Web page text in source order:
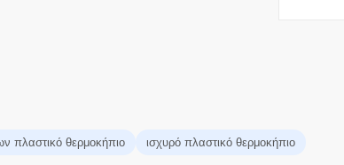
πλαστικό θερμοκήπιο ισχυρό πλαστικό θερμοκήπιο